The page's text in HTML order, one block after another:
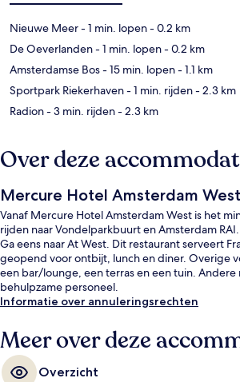
Nieuwe Meer- 1 min. lopen- 0.2 km
De Oeverlanden- 1 min. lopen- 0.2 km
Amsterdamse Bos- 15 min. lopen- 1.1 km
Sportpark Riekerhaven- 1 min. rijden- 2.3 km
Radion- 3 min. rijden- 2.3 km
Over deze
Mercure Hotel Amsterdam West
Vanaf Mercure Hotel Amsterdam West is het
rijden naar Vondelparkbuurt en Amsterdam
Ga eens naar At West. Dit restaurant serveert
geopend voor ontbijt, lunch en diner. Overige
een bar/lounge, een terras en een tuin.
behulpzame personeel.
Informatie over annuleringsrechten
Meer over deze
Overzicht